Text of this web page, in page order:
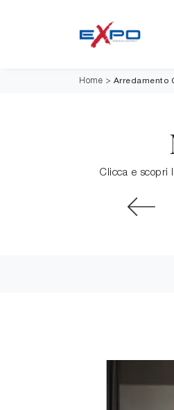
Home > Arredamento
Clicca e scopri